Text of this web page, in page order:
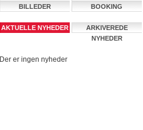
BILLEDER
BOOKING
AKTUELLE NYHEDER
ARKIVEREDE
NYHEDER
Der er ingen nyheder